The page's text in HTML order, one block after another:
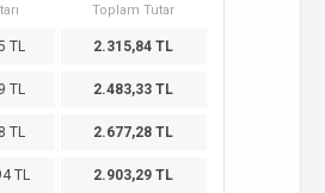
Toplam Tutar
TL 2.315,84 TL
TL 2.483,33 TL
TL 2.677,28 TL
TL 2.903,29 TL